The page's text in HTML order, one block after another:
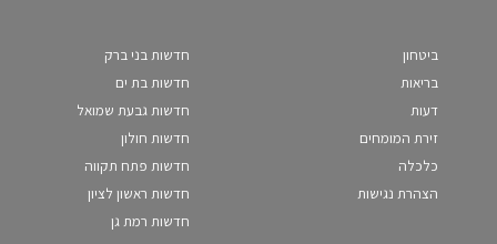
ביטחון
בריאות
דעות
זירת המומחים
כלכלה
הצהרת נגישות
חדשות בני ברק
חדשות בת ים
חדשות גבעת שמואל
חדשות חולון
חדשות פתח תקווה
חדשות ראשון לציון
חדשות רמת גן